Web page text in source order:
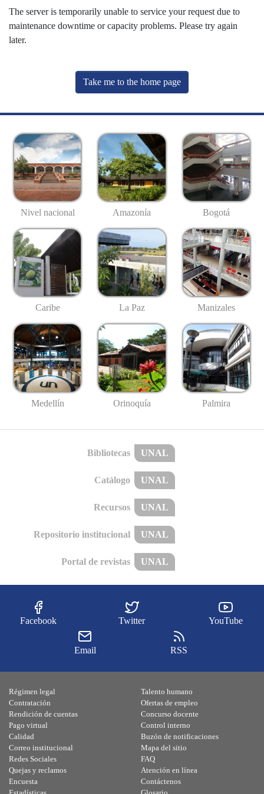
The server is temporarily unable to service your request due to
maintenance downtime or capacity problems. Please try again
later.
Take me to the home page
Nivel nacional Amazonía Bogotá
Caribe La Paz Manizales
Medellín Orinoquía Palmira
Bibliotecas UNAL
Catálogo UNAL
Recursos UNAL
Repositorio institucional UNAL
Portal de revistas UNAL
Facebook Twitter YouTube
Email RSS
Régimen legal
Contratación
Rendición de cuentas
Pago virtual
Calidad
Talento humano
Ofertas de empleo
Concurso docente
Control interno
Buzón de notificaciones
Correo institucional
Redes Sociales
Quejas y reclamos
Encuesta
Mapa del sitio
FAQ
Atención en línea
Contáctenos